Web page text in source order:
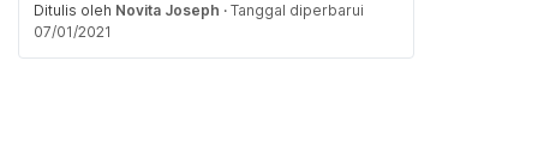
Ditulis oleh Novita Joseph · Tanggal diperbarui
07/01/2021